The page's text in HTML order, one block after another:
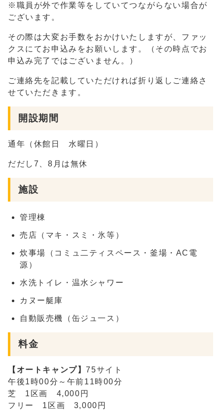
※職員が外で作業等をしていてつながらない場合が
ございます。
その際は大変お手数をおかけいたしますが、ファッ
クスにてお申込みをお願いします。（その時点でお
申込み完了ではございません。）
ご連絡先を記載していただければ折り返しご連絡さ
せていただきます。
開設期間
通年（休館日 水曜日）
だだし7、8月は無休
施設
管理棟
売店（マキ・スミ・氷等）
炊事場（コミュ二ティスペース・釜場・AC電
源）
水洗トイレ・温水シャワー
カヌー艇庫
自動販売機（缶ジュ一ス）
料金
【オートキャンプ】75サイト
午後1時00分～午前11時00分
芝 1区画 4,000円
フリー 1区画 3,000円